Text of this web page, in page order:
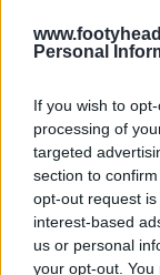
Personal
If you wish to
processing of
targeted
section to
opt-out request
interest-based
us or personal
your opt-out.